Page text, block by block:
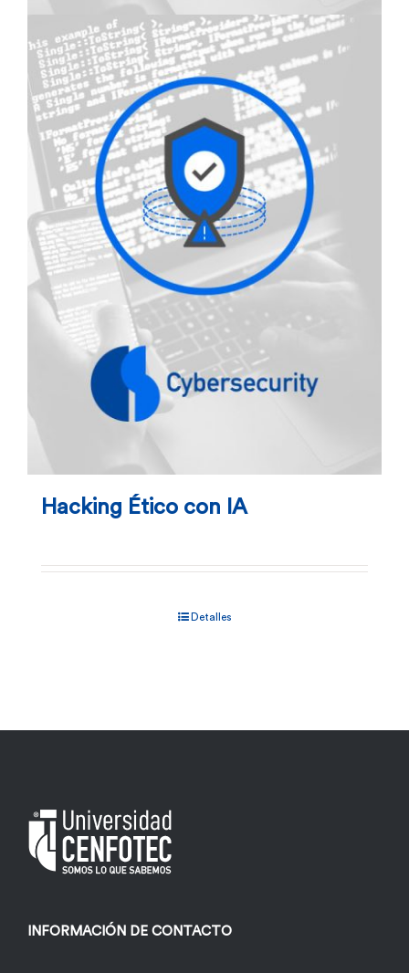
Hacking Ético con IA
Detalles
INFORMACIÓN DE CONTACTO